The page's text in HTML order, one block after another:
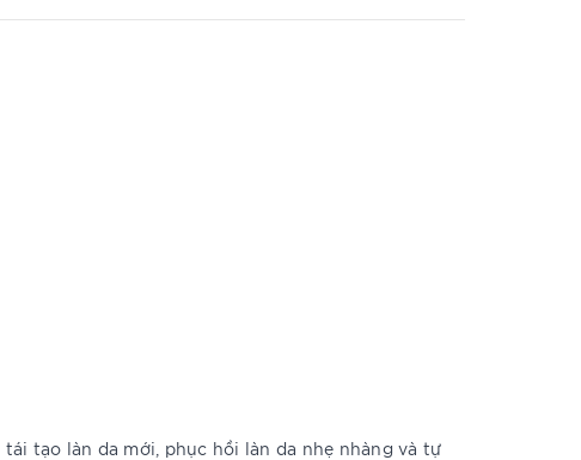
tạo làn da mới, phục hồi làn da nhẹ nhàng và tự